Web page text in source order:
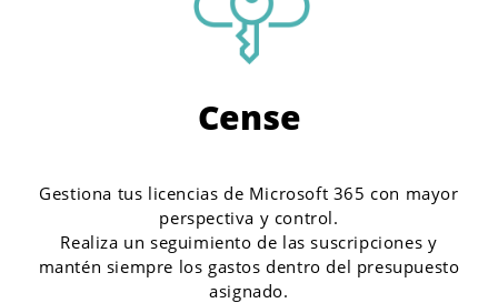
Cense
Gestiona tus licencias de Microsoft 365 con mayor
perspectiva y control.
Realiza un seguimiento de las suscripciones y
mantén siempre los gastos dentro del presupuesto
asignado.